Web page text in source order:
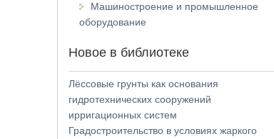
Машиностроение и промышленное
оборудование
Новое в библиотеке
Лёссовые грунты как основания
гидротехнических сооружений
ирригационных систем
Градостроительство в условиях жаркого